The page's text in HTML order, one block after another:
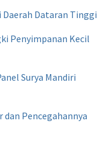
Daerah Dataran Tinggi
Penyimpanan Kecil
Surya Mandiri
dan Pencegahannya